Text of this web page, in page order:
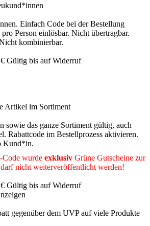
Einfach Code bei der Bestellung
Person einlösbar. Nicht übertragbar.
kombinierbar.
Gültig bis auf Widerruf
Artikel im Sortiment
sowie das ganze Sortiment gültig, auch
Rabattcode im Bestellprozess aktivieren.
Kund*in.
Code wurde exklusiv Grüne Gutscheine zur
nicht weiterveröffentlicht werden!
Gültig bis auf Widerruf
gegenüber dem UVP auf viele Produkte